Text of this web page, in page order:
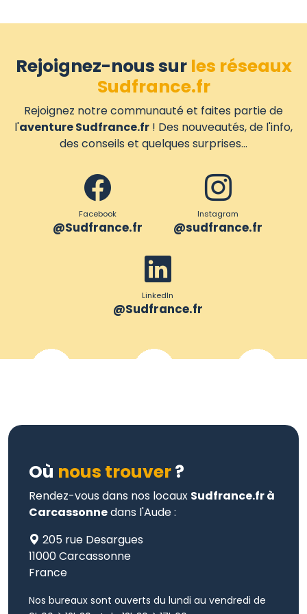
Rejoignez-nous sur les réseaux
Sudfrance.fr
Rejoignez notre communauté et faites partie de
l'aventure Sudfrance.fr ! Des nouveautés, de l'info,
des conseils et quelques surprises...
Facebook
@Sudfrance.fr
Instagram
@sudfrance.fr
LinkedIn
@Sudfrance.fr
Où nous trouver?
Rendez-vous dans nos locaux Sudfrance.fr à
Carcassonnedans l'Aude :
205 rue Desargues
11000 Carcassonne
France
Nos bureaux sont ouverts du lundi au vendredi de